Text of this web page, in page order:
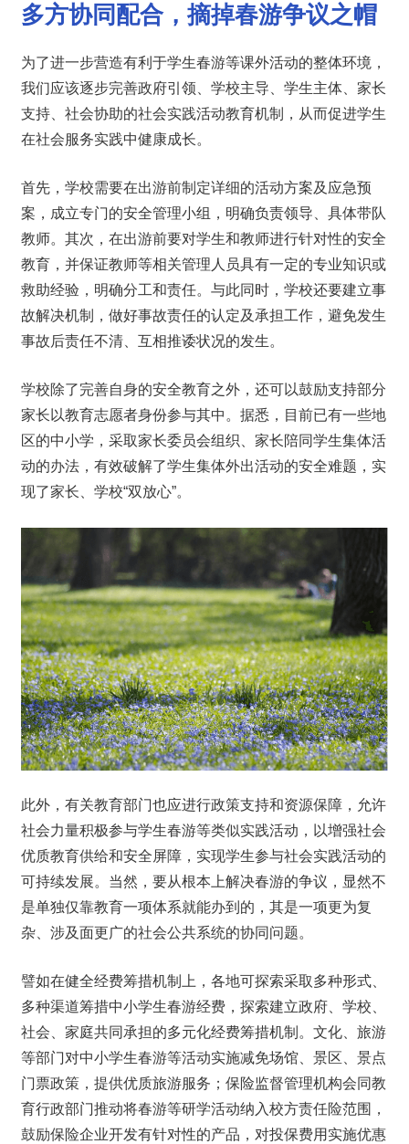
多方协同配合，摘掉春游争议之帽
为了进一步营造有利于学生春游等课外活动的整体环境，
我们应该逐步完善政府引领、学校主导、学生主体、家长
支持、社会协助的社会实践活动教育机制，从而促进学生
在社会服务实践中健康成长。
首先，学校需要在出游前制定详细的活动方案及应急预
案，成立专门的安全管理小组，明确负责领导、具体带队
教师。其次，在出游前要对学生和教师进行针对性的安全
教育，并保证教师等相关管理人员具有一定的专业知识或
救助经验，明确分工和责任。与此同时，学校还要建立事
故解决机制，做好事故责任的认定及承担工作，避免发生
事故后责任不清、互相推诿状况的发生。
学校除了完善自身的安全教育之外，还可以鼓励支持部分
家长以教育志愿者身份参与其中。据悉，目前已有一些地
区的中小学，采取家长委员会组织、家长陪同学生集体活
动的办法，有效破解了学生集体外出活动的安全难题，实
现了家长、学校“双放心”。
此外，有关教育部门也应进行政策支持和资源保障，允许
社会力量积极参与学生春游等类似实践活动，以增强社会
优质教育供给和安全屏障，实现学生参与社会实践活动的
可持续发展。当然，要从根本上解决春游的争议，显然不
是单独仅靠教育一项体系就能办到的，其是一项更为复
杂、涉及面更广的社会公共系统的协同问题。
譬如在健全经费筹措机制上，各地可探索采取多种形式、
多种渠道筹措中小学生春游经费，探索建立政府、学校、
社会、家庭共同承担的多元化经费筹措机制。文化、旅游
等部门对中小学生春游等活动实施减免场馆、景区、景点
门票政策，提供优质旅游服务；保险监督管理机构会同教
育行政部门推动将春游等研学活动纳入校方责任险范围，
鼓励保险企业开发有针对性的产品，对投保费用实施优惠